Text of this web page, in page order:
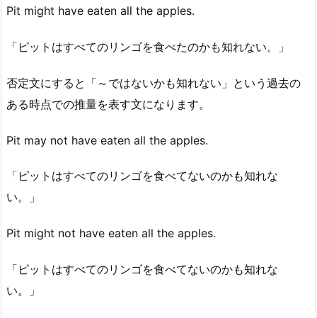
Pit might have eaten all the apples.
「ピットはすべてのリンゴを食べたのかも知れない。」
否定文にすると「～ではないかも知れない」という過去の
ある時点での推量を表す文になります。
Pit may not have eaten all the apples.
「ピットはすべてのリンゴを食べてないのかも知れな
い。」
Pit might not have eaten all the apples.
「ピットはすべてのリンゴを食べてないのかも知れな
い。」